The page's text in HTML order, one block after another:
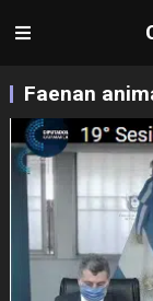
Faenan